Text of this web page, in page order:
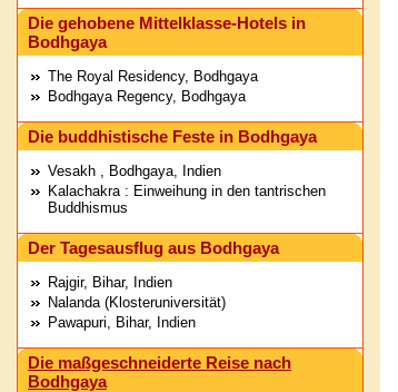
Die gehobene Mittelklasse-Hotels in
Bodhgaya
The Royal Residency, Bodhgaya
Bodhgaya Regency, Bodhgaya
Die buddhistische Feste in Bodhgaya
Vesakh , Bodhgaya, Indien
Kalachakra : Einweihung in den tantrischen
Buddhismus
Der Tagesausflug aus Bodhgaya
Rajgir, Bihar, Indien
Nalanda (Klosteruniversität)
Pawapuri, Bihar, Indien
Die maßgeschneiderte Reise nach
Bodhgaya